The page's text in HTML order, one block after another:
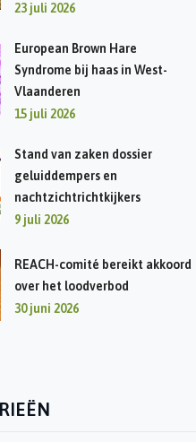
23 juli 2026
European Brown Hare
Syndrome bij haas in West-
Vlaanderen
15 juli 2026
Stand van zaken dossier
geluiddempers en
nachtzichtrichtkijkers
9 juli 2026
REACH-comité bereikt akkoord
over het loodverbod
30 juni 2026